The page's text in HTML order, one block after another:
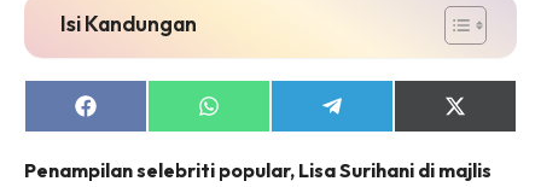
Isi Kandungan
Share
on
Share
on
Share
on
Share
on
(Twitter)
Penampilan selebriti popular, Lisa Surihani di majlis